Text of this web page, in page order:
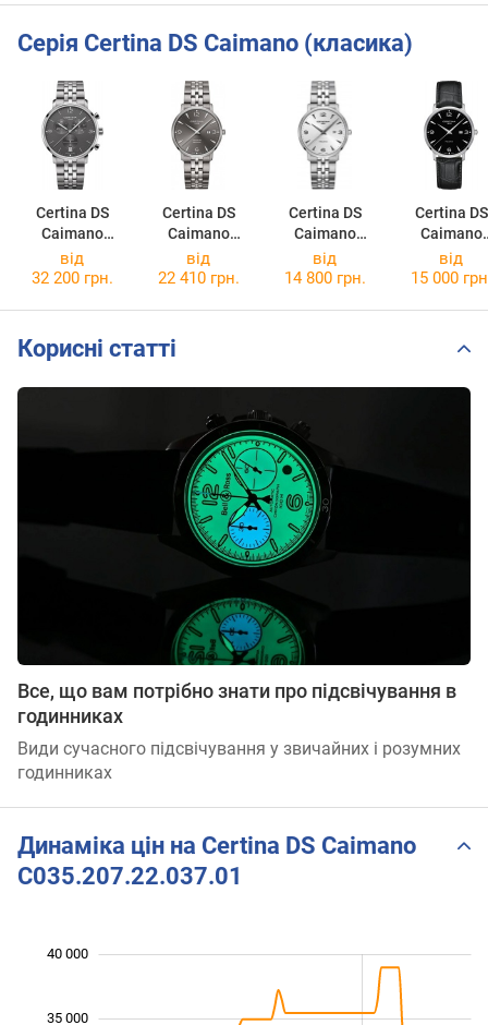
Серія Certina DS Caimano (класика)
Certina DS
Caimano
C035.417.44.0
87.00
Certina DS
Caimano
C035.410.44.0
87.00
Certina DS
Caimano
C035.410.11.0
37.00
Certina DS
Caimano
57.00
від
32 200 грн.
від
22 410 грн.
від
14 800 грн.
від
15 000
Корисні статті
Все, що вам потрібно знати про підсвічування в
годинниках
Види сучасного підсвічування у звичайних і розумних
годинниках
Динаміка цін на Certina DS Caimano
C035.207.22.037.01
40 000
35 000